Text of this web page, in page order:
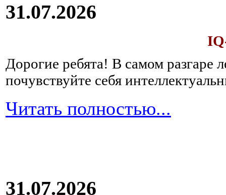
31.07.2026
Дорогие ребята! В самом разгаре
почувствуйте себя
Читать полностью...
31.07.2026